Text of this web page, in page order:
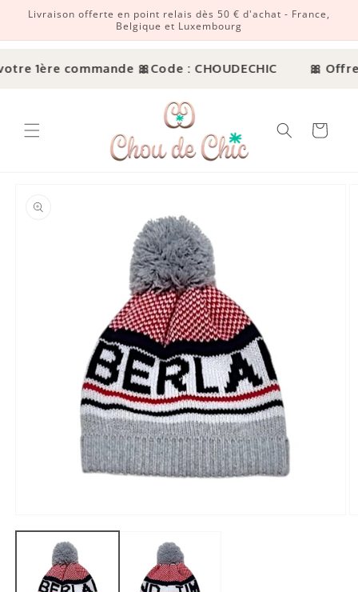
et passer au contenu
Livraison offerte en point relais dès 50 € d'achat - France,
Belgique et Luxembourg
1ère commande 🎀 Code : CHOUDECHIC 🎀 Offre
Panier
informations produits